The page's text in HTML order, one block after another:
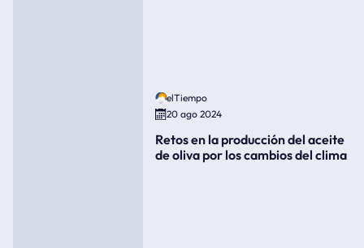
elTiempo
20 ago 2024
Retos en la producción del aceite
de oliva por los cambios del clima